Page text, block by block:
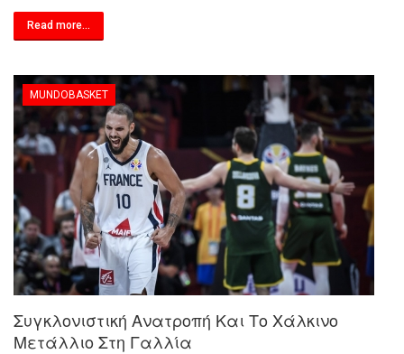
Read more...
MUNDOBASKET
Συγκλονιστική Ανατροπή Και Το Χάλκινο
Μετάλλιο Στη Γαλλία